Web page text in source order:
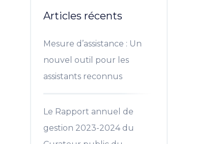
Articles récents
Mesure d’assistance : Un
nouvel outil pour les
assistants reconnus
Le Rapport annuel de
gestion 2023-2024 du